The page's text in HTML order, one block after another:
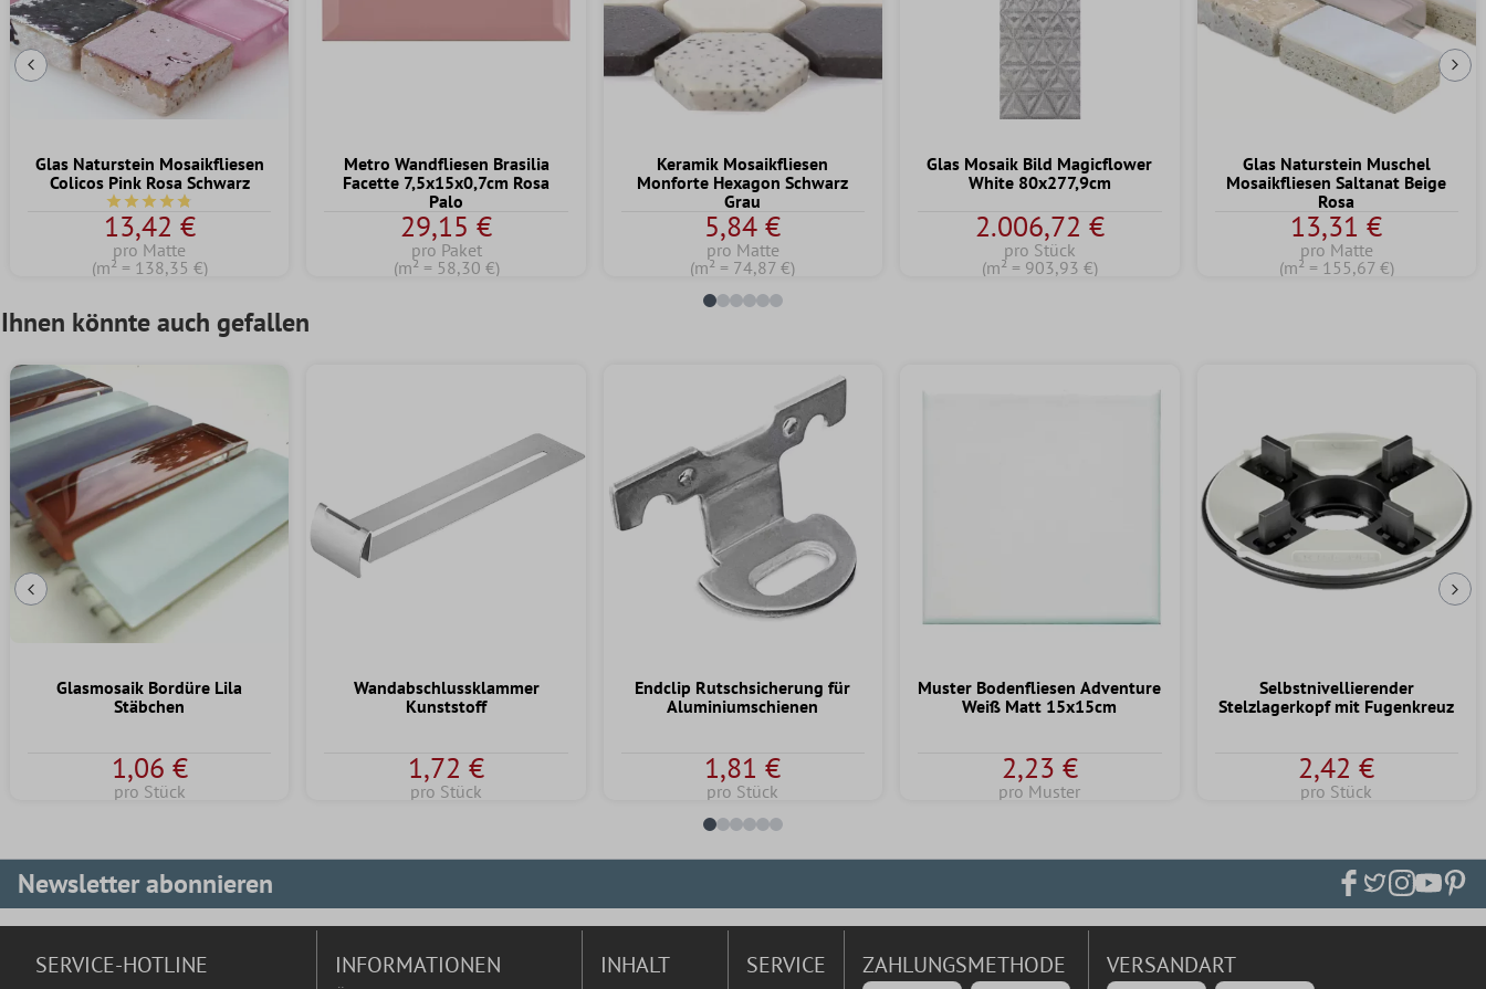
Vorherige Folie
Glas Naturstein Mosaikfliesen
Colicos Pink Rosa Schwarz
Durchschnittliche Bewertung von 4.7 von 5 Sternen
13,42 €
pro Matte
(m² = 138,35 €)
Metro Wandfliesen Brasilia
Facette 7,5x15x0,7cm Rosa
Palo
29,15 €
pro Paket
(m² = 58,30 €)
Keramik Mosaikfliesen
Monforte Hexagon Schwarz
Grau
5,84 €
pro Matte
(m² = 74,87 €)
Glas Mosaik Bild Magicflower
White 80x277,9cm
2.006,72 €
pro Stück
(m² = 903,93 €)
Glas Naturstein Muschel
Mosaikfliesen Saltanat Beige
Rosa
13,31 €
pro Matte
(m² = 155,67 €)
Ihnen könnte auch gefallen
Vorherige Folie
Glasmosaik Bordüre Lila
Stäbchen
1,06 €
pro Stück
Wandabschlussklammer
Kunststoff
1,72 €
pro Stück
Endclip Rutschsicherung für
Aluminiumschienen
1,81 €
pro Stück
Muster Bodenfliesen Adventure
Weiß Matt 15x15cm
2,23 €
pro Muster
Selbstnivellierender
Stelzlagerkopf mit Fugenkreuz
2,42 €
pro Stück
Newsletter abonnieren
SERVICE-HOTLINE INFORMATIONEN INHALT SERVICE ZAHLUNGSMETHODE VERSANDART